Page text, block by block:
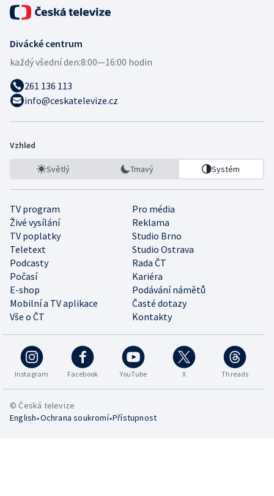
Divácké centrum
každý všední den:8:00—16:00 hodin
261 136 113
info@ceskatelevize.cz
Vzhled
Světlý Tmavý Systém
TV program
Pro média
Živé vysílání
Reklama
TV poplatky
Studio Brno
Teletext
Studio Ostrava
Podcasty
Rada ČT
Počasí
Kariéra
E-shop
Podávání námětů
Mobilní a TV aplikace
Časté dotazy
Vše o ČT
Kontakty
Instagram Facebook YouTube X Threads
© Česká televize
English•Ochrana soukromí•Přístupnost